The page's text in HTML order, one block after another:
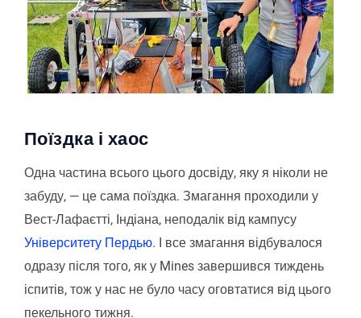
Поїздка і хаос
Одна частина всього цього досвіду, яку я ніколи не
забуду, — це сама поїздка. Змагання проходили у
Вест-Лафаєтті, Індіана, неподалік від кампусу
Університету Пердью. І все змагання відбувалося
одразу після того, як у Mines завершився тиждень
іспитів, тож у нас не було часу оговтатися від цього
пекельного тижня.